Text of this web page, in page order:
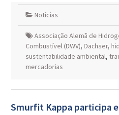
Notícias
Associação Alemã de
Combustível (DWV), Dachser,
sustentabilidade ambiental,
mercadorias
Smurfit Kappa participa